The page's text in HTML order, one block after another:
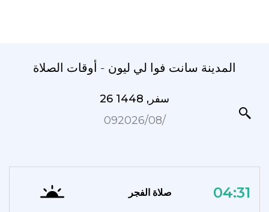
المدينة سانت فوا لي ليون - أوقات الصلاة
26 سفر, 1448
09‏/08‏/2026
صلاة الفجر 04:31